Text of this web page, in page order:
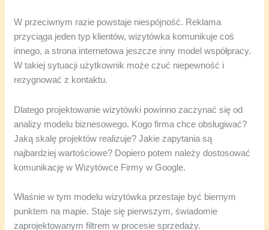
W przeciwnym razie powstaje niespójność. Reklama
przyciąga jeden typ klientów, wizytówka komunikuje coś
innego, a strona internetowa jeszcze inny model współpracy.
W takiej sytuacji użytkownik może czuć niepewność i
rezygnować z kontaktu.
Dlatego projektowanie wizytówki powinno zaczynać się od
analizy modelu biznesowego. Kogo firma chce obsługiwać?
Jaką skalę projektów realizuje? Jakie zapytania są
najbardziej wartościowe? Dopiero potem należy dostosować
komunikację w Wizytówce Firmy w Google.
Właśnie w tym modelu wizytówka przestaje być biernym
punktem na mapie. Staje się pierwszym, świadomie
zaprojektowanym filtrem w procesie sprzedaży.